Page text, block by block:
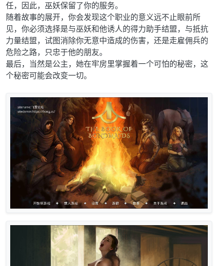
任，因此，巫妖保留了你的服务。
随着故事的展开，你会发现这个职业的意义远不止眼前所
见，你必须选择是与巫妖和他诱人的得力助手结盟，与抵抗
力量结盟，试图消除你无意中造成的伤害，还是走雇佣兵的
危险之路，只忠于他的朋友。
最后，当然是公主，她在牢房里掌握着一个可怕的秘密，这
个秘密可能会改变一切。